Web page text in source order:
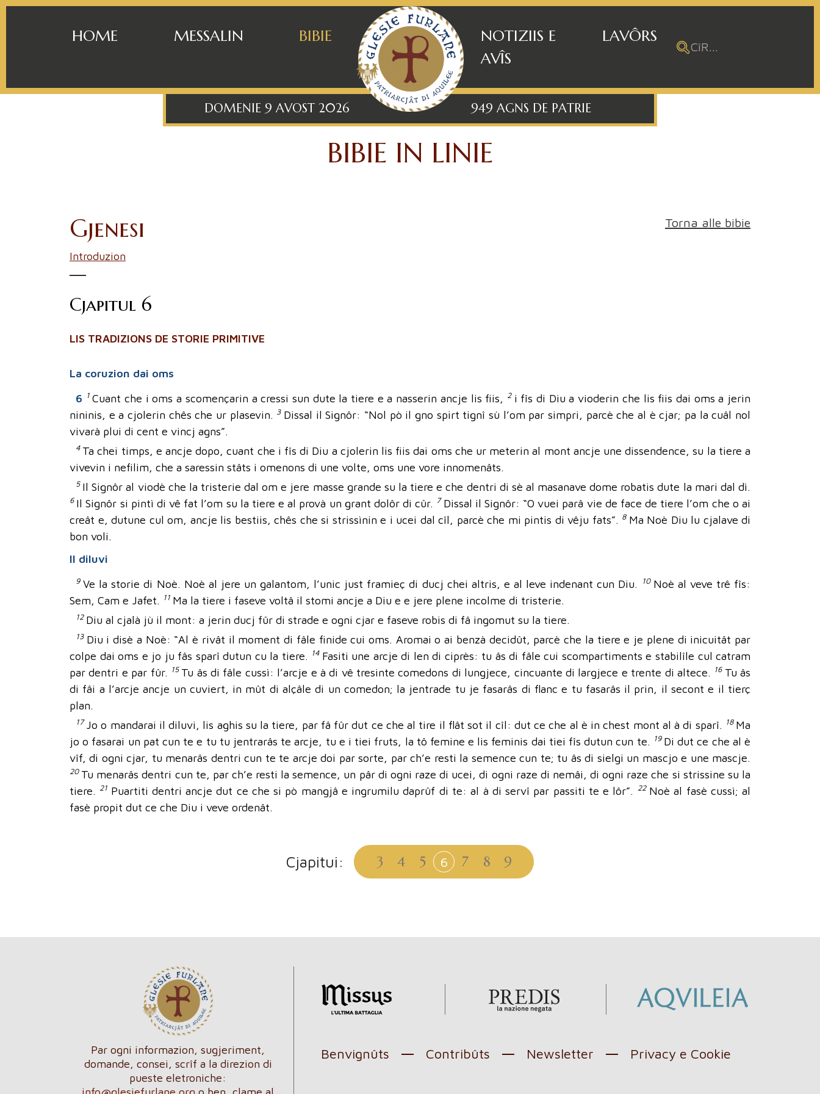
HOME MESSALIN BIBIE
NOTIZIIS E
AVÎS
LAVÔRS
DOMENIE 9 AVOST 2026 949 AGNS DE PATRIE
BIBIE IN LINIE
Gjenesi
Introduzion
Torna alle bibie
Cjapitul 6
LIS TRADIZIONS DE STORIE PRIMITIVE
La coruzion dai oms
6
1Cuant che i oms a scomençarin a cressi sun dute la tiere e a nasserin ancje lis fiis, 2 i fîs di Diu a vioderin che lis fiis dai oms a jerin
nininis, e a cjolerin chês che ur plasevin. 3 Dissal il Signôr: “Nol pò il gno spirt tignî sù l’om par simpri, parcè che al è cjar; pa la cuâl nol
vivarà plui di cent e vincj agns”.
4 Ta chei timps, e ancje dopo, cuant che i fîs di Diu a cjolerin lis fiis dai oms che ur meterin al mont ancje une dissendence, su la tiere a
vivevin i nefilim, che a saressin stâts i omenons di une volte, oms une vore innomenâts.
5 Il Signôr al viodè che la tristerie dal om e jere masse grande su la tiere e che dentri di sè al masanave dome robatis dute la mari dal dì.
6 Il Signôr si pintì di vê fat l’om su la tiere e al provà un grant dolôr di cûr. 7 Dissal il Signôr: “O vuei parâ vie de face de tiere l’om che o ai
creât e, dutune cul om, ancje lis bestiis, chês che si strissìnin e i ucei dal cîl, parcè che mi pintis di vêju fats”. 8 Ma Noè Diu lu cjalave di
bon voli.
Il diluvi
9Ve la storie di Noè. Noè al jere un galantom, l’unic just framieç di ducj chei altris, e al leve indenant cun Diu. 10 Noè al veve trê fîs:
Sem, Cam e Jafet.
11 Ma la tiere i faseve voltâ il stomi ancje a Diu e e jere plene incolme di tristerie.
12 Diu al cjalà jù il mont: a jerin ducj fûr di strade e ogni cjar e faseve robis di fâ ingomut su la tiere.
13 Diu i disè a Noè: “Al è rivât il moment di fâle finide cui oms. Aromai o ai benzà decidût, parcè che la tiere e je plene di inicuitât par
colpe dai oms e jo ju fâs sparî dutun cu la tiere.
14 Fasiti une arcje di len di ciprès: tu âs di fâle cui scompartiments e stabilîle cul catram
par dentri e par fûr.
15 Tu âs di fâle cussì: l’arcje e à di vê tresinte comedons di lungjece, cincuante di largjece e trente di altece. 16 Tu âs
di fâi a l’arcje ancje un cuviert, in mût di alçâle di un comedon; la jentrade tu je fasarâs di flanc e tu fasarâs il prin, il secont e il tierç
plan.
17 Jo o mandarai il diluvi, lis aghis su la tiere, par fâ fûr dut ce che al tire il flât sot il cîl: dut ce che al è in chest mont al à di sparî. 18 Ma
jo o fasarai un pat cun te e tu tu jentrarâs te arcje, tu e i tiei fruts, la tô femine e lis feminis dai tiei fîs dutun cun te.
19 Di dut ce che al è
vîf, di ogni cjar, tu menarâs dentri cun te te arcje doi par sorte, par ch’e resti la semence cun te; tu âs di sielgi un mascjo e une mascje.
20 Tu menarâs dentri cun te, par ch’e resti la semence, un pâr di ogni raze di ucei, di ogni raze di nemâi, di ogni raze che si strissine su la
tiere. 21 Puartiti dentri ancje dut ce che si pò mangjâ e ingrumilu daprûf di te: al à di servî par passiti te e lôr”. 22 Noè al fasè cussì; al
fasè propit dut ce che Diu i veve ordenât.
Cjapitui: 3 4 5 6 7 8 9
Par ogni informazion, sugjeriment,
domande, consei, scrîf a la direzion di
pueste eletroniche:
Benvignûts Contribûts Newsletter Privacy e Cookie